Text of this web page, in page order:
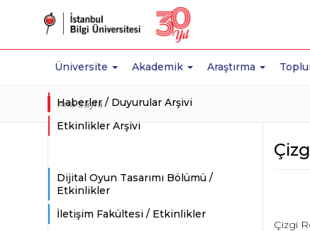
Üniversite Akademik Araştırma
Ana Sayfa
Haberler / Duyurular Arşivi
Etkinlikler Arşivi
Dijital Oyun Tasarımı Bölümü /
Etkinlikler
İletişim Fakültesi / Etkinlikler
Çizgi